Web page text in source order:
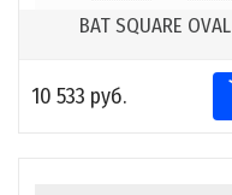
BAT SQUARE OVAL
10 533 руб.